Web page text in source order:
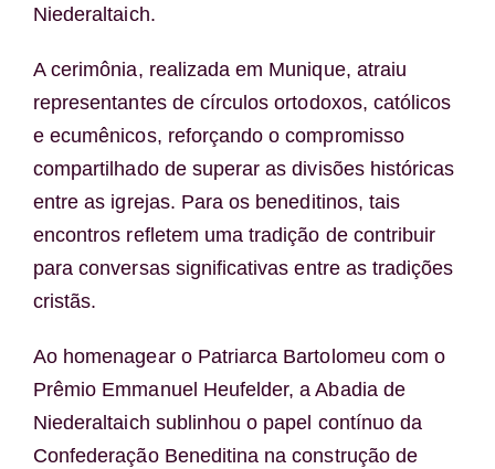
Niederaltaich.
A cerimônia, realizada em Munique, atraiu
representantes de círculos ortodoxos, católicos
e ecumênicos, reforçando o compromisso
compartilhado de superar as divisões históricas
entre as igrejas. Para os beneditinos, tais
encontros refletem uma tradição de contribuir
para conversas significativas entre as tradições
cristãs.
Ao homenagear o Patriarca Bartolomeu com o
Prêmio Emmanuel Heufelder, a Abadia de
Niederaltaich sublinhou o papel contínuo da
Confederação Beneditina na construção de